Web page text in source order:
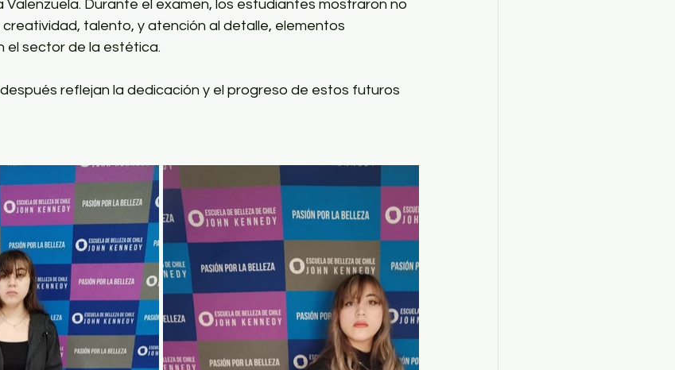
Durante el examen, los estudiantes mostraron no
talento, y atención al detalle, elementos
el sector de la estética.
reflejan la dedicación y el progreso de estos futuros